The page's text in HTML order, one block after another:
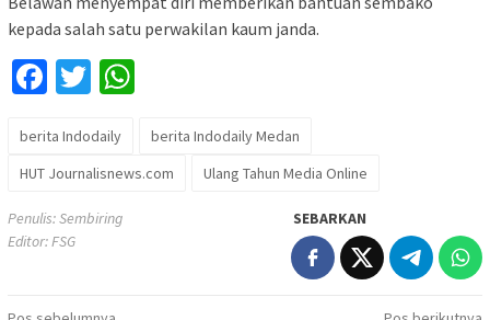
kepada salah satu perwakilan kaum janda.
Facebook
Twitter
berita Indodaily
berita Indodaily Medan
HUT Journalisnews.com
Ulang Tahun Media Online
Penulis: Sembiring
Editor: FSG
SEBARKAN